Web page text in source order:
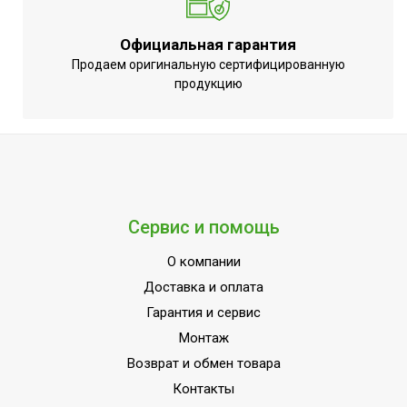
Официальная гарантия
Продаем оригинальную сертифицированную
продукцию
Сервис и помощь
О компании
Доставка и оплата
Гарантия и сервис
Монтаж
Возврат и обмен товара
Контакты